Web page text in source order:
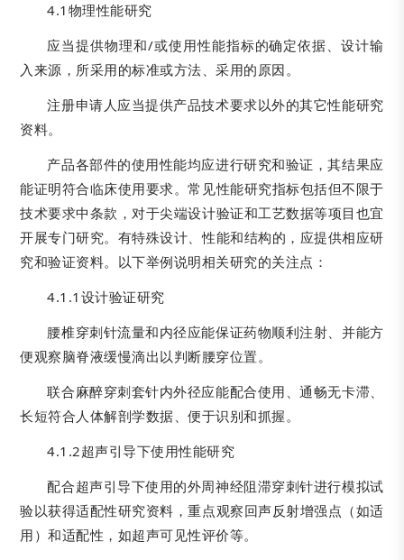
4.1物理性能研究
应当提供物理和/或使用性能指标的确定依据、设计输
入来源，所采用的标准或方法、采用的原因。
注册申请人应当提供产品技术要求以外的其它性能研究
资料。
产品各部件的使用性能均应进行研究和验证，其结果应
能证明符合临床使用要求。常见性能研究指标包括但不限于
技术要求中条款，对于尖端设计验证和工艺数据等项目也宜
开展专门研究。有特殊设计、性能和结构的，应提供相应研
究和验证资料。以下举例说明相关研究的关注点：
4.1.1设计验证研究
腰椎穿刺针流量和内径应能保证药物顺利注射、并能方
便观察脑脊液缓慢滴出以判断腰穿位置。
联合麻醉穿刺套针内外径应能配合使用、通畅无卡滞、
长短符合人体解剖学数据、便于识别和抓握。
4.1.2超声引导下使用性能研究
配合超声引导下使用的外周神经阻滞穿刺针进行模拟试
验以获得适配性研究资料，重点观察回声反射增强点（如适
用）和适配性，如超声可见性评价等。